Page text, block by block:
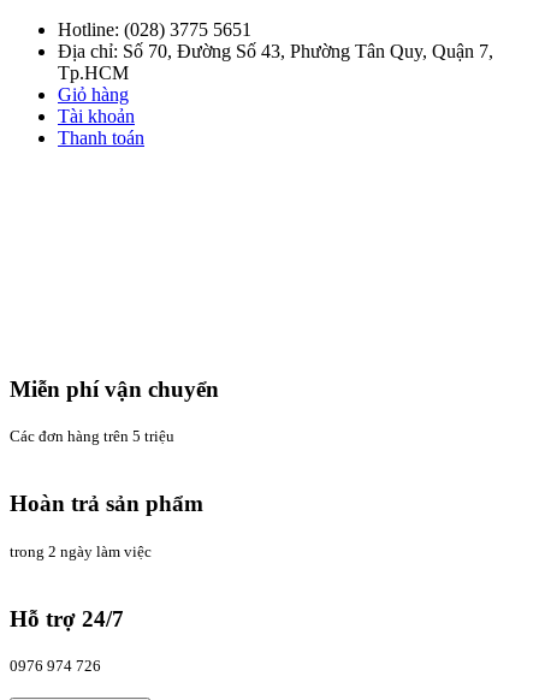
Hotline: (028) 3775 5651
Địa chỉ: Số 70, Đường Số 43, Phường Tân Quy, Quận 7,
Tp.HCM
Giỏ hàng
Tài khoản
Thanh toán
Miễn phí vận chuyển
Các đơn hàng trên 5 triệu
Hoàn trả sản phẩm
trong 2 ngày làm việc
Hỗ trợ 24/7
0976 974 726